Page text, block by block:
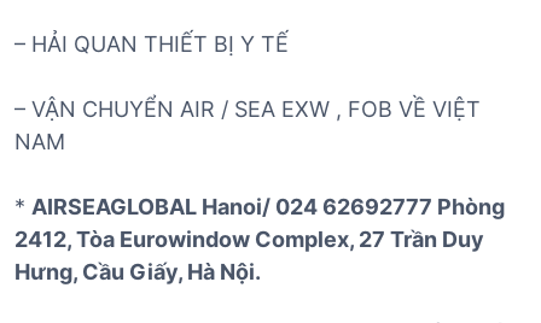
– HẢI QUAN THIẾT BỊ Y TẾ
– VẬN CHUYỂN AIR / SEA EXW , FOB VỀ VIỆT
NAM
* AIRSEAGLOBAL Hanoi/ 024 62692777 Phòng
2412, Tòa Eurowindow Complex, 27 Trần Duy
Hưng, Cầu Giấy, Hà Nội.